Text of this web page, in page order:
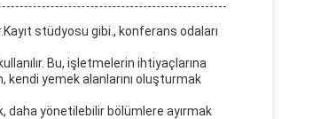
stüdyosu gibi., konferans odaları
Bu, işletmelerin ihtiyaçlarına
kendi yemek alanlarını oluşturmak
daha yönetilebilir bölümlere ayırmak